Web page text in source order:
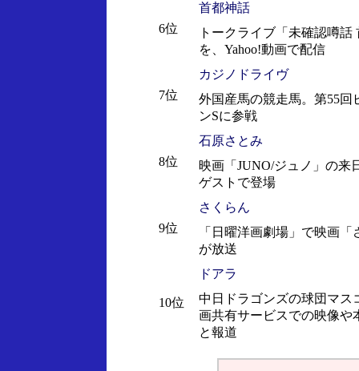
6位
首都神話
トークライブ「未確認噂話
を、Yahoo!動画で配信
7位
カジノドライヴ
外国産馬の競走馬。第55回
ンSに参戦
8位
石原さとみ
映画「JUNO/ジュノ」の来
ゲストで登場
9位
さくらん
「日曜洋画劇場」で映画「
が放送
10位
ドアラ
中日ドラゴンズの球団マス
画共有サービスでの映像や
と報道